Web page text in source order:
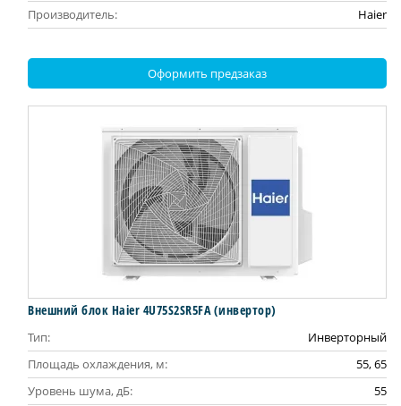
Производитель:
Haier
Оформить предзаказ
Внешний блок Haier 4U75S2SR5FA (инвертор)
Тип:
Инверторный
Площадь охлаждения, м:
55, 65
Уровень шума, дБ:
55